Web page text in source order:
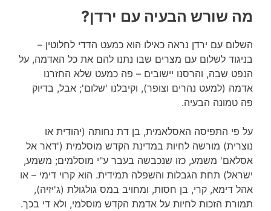
מה שורש הבעיה עם ירדן?
השלום עם ירדן נראה כאילו הוא כמעט הדדי לחלוטין –
בניגוד לשלום עם מצרים שבו נתנו להם את כל האדמה, על
הנפט שבה, והרסנו יישובים – פה כמעט שלא החזרנו
אדמה (למעט נהרים וצופר), וקיבלנו 'שלום'; אבל, בדיוק
פה טמונה הבעיה.
על פי התפיסה האסלאמית, בן דת נחותה (יהודית או
נוצרית) מורשה לחיות במדינת הקדש מוסלמית ('דאר אל
אסלאם' משמע, כזו שנכבשה בעבר ע"י מוסלמים; משמע,
ישראל) תחת הגבלות והשפלה תמידית. הוא קרוי דימי – או
אהל דימא, קרי, בן חסות, ומחויב במס גולגולת (ג'יזיה),
תמורת הזכות לחיות על אדמת הקדש מוסלמי, ולא די בכך.